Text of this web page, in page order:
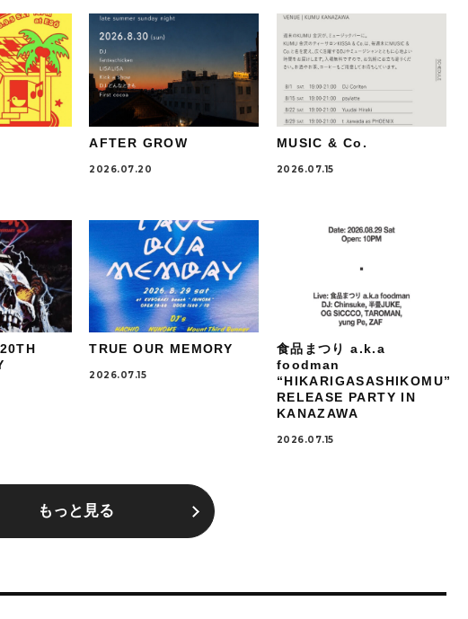
AFTER GROW
2026.07.20
MUSIC & Co.
2026.07.15
TRUE OUR MEMORY
2026.07.15
食品まつり a.k.a
foodman
“HIKARIGASASHIKOMU”
RELEASE PARTY IN
KANAZAWA
2026.07.15
もっと見る